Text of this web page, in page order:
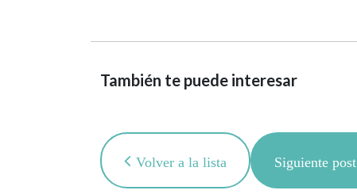
También te puede interesar
Volver a la lista Siguiente post